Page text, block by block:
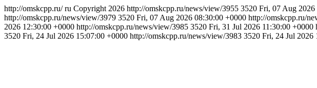
http://omskcpp.ru/ru Copyright 2026 http://omskcpp.ru/news/view/3955 3520 Fri, 07 Aug
http://omskcpp.ru/news/view/3979 3520 Fri, 07 Aug 2026 08:30:00 +0000 http://omskcpp.ru/
2026 12:30:00 +0000 http://omskcpp.ru/news/view/3985 3520 Fri, 31 Jul 2026 11:30:00 +0000
3520 Fri, 24 Jul 2026 15:07:00 +0000 http://omskcpp.ru/news/view/3983 3520 Fri, 24 Jul 2026